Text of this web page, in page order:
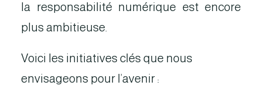
la responsabilité numérique est encore
plus ambitieuse.
Voici les initiatives clés que nous
envisageons pour l’avenir :